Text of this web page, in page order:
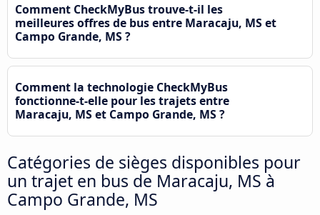
Comment CheckMyBus trouve-t-il les
meilleures offres de bus entre Maracaju, MS et
Campo Grande, MS ?
Comment la technologie CheckMyBus
fonctionne-t-elle pour les trajets entre
Maracaju, MS et Campo Grande, MS ?
Catégories de sièges disponibles pour
un trajet en bus de Maracaju, MS à
Campo Grande, MS